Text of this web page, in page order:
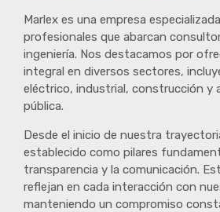
Marlex es una empresa
profesionales que abarcan
ingeniería. Nos destacamos por
integral en diversos sectores,
eléctrico, industrial, construcción y
pública.
Desde el inicio de nuestra
establecido como pilares
transparencia y la comunicación.
reflejan en cada interacción con
manteniendo un compromiso